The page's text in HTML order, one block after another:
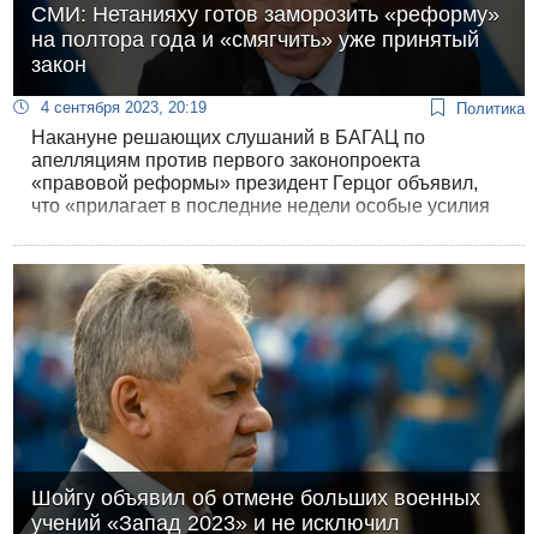
СМИ: Нетанияху готов заморозить «реформу»
на полтора года и «смягчить» уже принятый
закон
4 сентября 2023, 20:19 Политика
Накануне решающих слушаний в БАГАЦ по
апелляциям против первого законопроекта
«правовой реформы» президент Герцог объявил,
что «прилагает в последние недели особые усилия
поиска решения, которое сохранит демократию и
единство народа Израиля». В тот же вечер
телеканалы передали, что Нетанияху готов
заморозить «реформу» на полтора года, «смягчить»
уже принятый закон об отмене «илат а-свирут» и
немедленно возобновить работу комиссии по
назначению судей в прежнем составе.
Шойгу объявил об отмене больших военных
учений «Запад 2023» и не исключил